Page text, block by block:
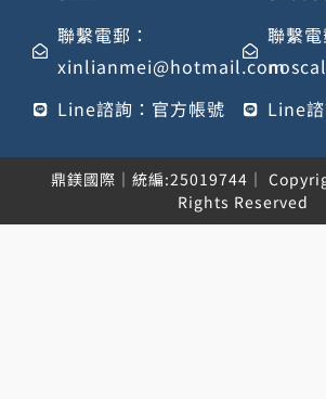
聯繫電郵：
xinlianmei@hotmail.com
Line諮詢：官方帳號
聯繫電
Line
鼎鎂國際｜統編:25019744｜
Rights Reserved